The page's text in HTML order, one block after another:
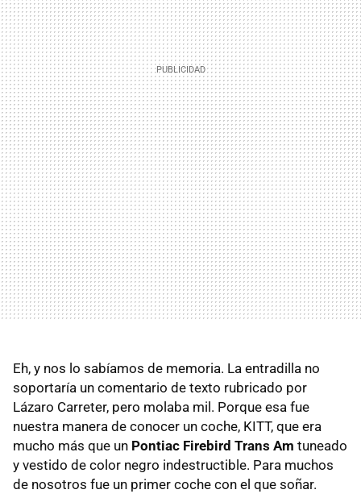
Eh, y nos lo sabíamos de memoria. La entradilla no
soportaría un comentario de texto rubricado por
Lázaro Carreter, pero molaba mil. Porque esa fue
nuestra manera de conocer un coche, KITT, que era
mucho más que un Pontiac Firebird Trans Am tuneado
y vestido de color negro indestructible. Para muchos
de nosotros fue un primer coche con el que soñar.